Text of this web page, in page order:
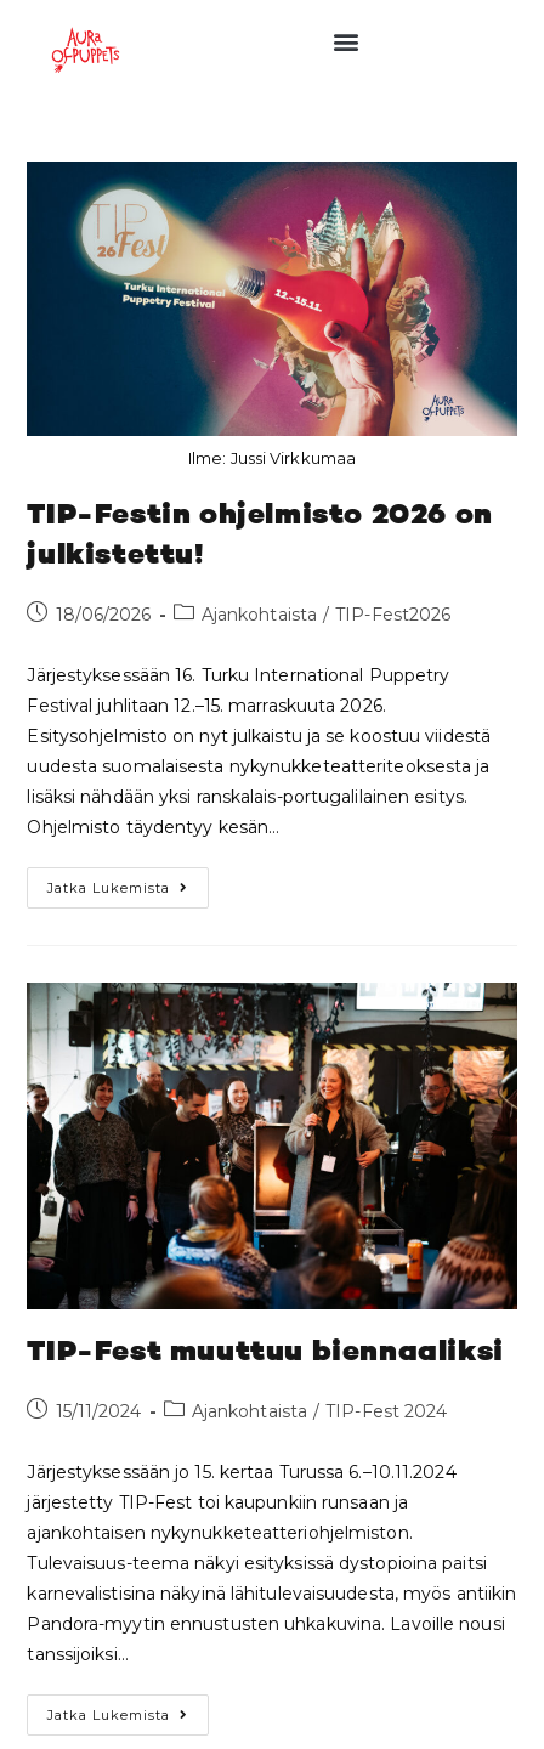
Ilme: Jussi Virkkumaa
TIP-Festin ohjelmisto 2026 on
julkistettu!
18/06/2026 Ajankohtaista / TIP-Fest2026
Järjestyksessään 16. Turku International Puppetry
Festival juhlitaan 12.–15. marraskuuta 2026.
Esitysohjelmisto on nyt julkaistu ja se koostuu viidestä
uudesta suomalaisesta nykynukketeatteriteoksesta ja
lisäksi nähdään yksi ranskalais-portugalilainen esitys.
Ohjelmisto täydentyy kesän…
Jatka Lukemista
TIP-Fest muuttuu biennaaliksi
15/11/2024 Ajankohtaista / TIP-Fest 2024
Järjestyksessään jo 15. kertaa Turussa 6.–10.11.2024
järjestetty TIP-Fest toi kaupunkiin runsaan ja
ajankohtaisen nykynukketeatteriohjelmiston.
Tulevaisuus-teema näkyi esityksissä dystopioina paitsi
karnevalistisina näkyinä lähitulevaisuudesta, myös antiikin
Pandora-myytin ennustusten uhkakuvina. Lavoille nousi
tanssijoiksi…
Jatka Lukemista